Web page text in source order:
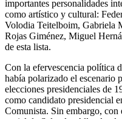
importantes personalidades
como artístico y cultural:
Volodia Teitelboim, Gabriela
Rojas Giménez, Miguel
de esta lista.
Con la efervescencia política
había polarizado el escenario
elecciones presidenciales de
como candidato presidencial
Comunista. Sin embargo,